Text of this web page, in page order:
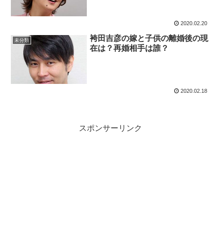
2020.02.20
未分類
袴田吉彦の嫁と子供の離婚後の現
在は？再婚相手は誰？
2020.02.18
スポンサーリンク